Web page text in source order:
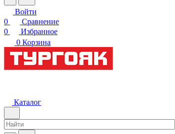
Войти
0
Сравнение
0
Избранное
0 Корзина
Каталог